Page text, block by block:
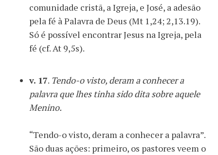
comunidade cristã, a Igreja, e José, a adesão
pela fé à Palavra de Deus (Mt 1,24; 2,13.19).
Só é possível encontrar Jesus na Igreja, pela
fé (cf. At 9,5s).
v. 17. Tendo-o visto, deram a conhecer a
palavra que lhes tinha sido dita sobre aquele
Menino.
“Tendo-o visto, deram a conhecer a palavra”.
São duas ações: primeiro, os pastores veem o